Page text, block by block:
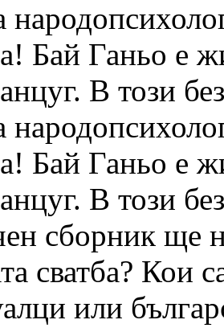
Бай Ганьо е
В този
Бай Ганьо е
В този
сборник ще
сватба? Кои
или